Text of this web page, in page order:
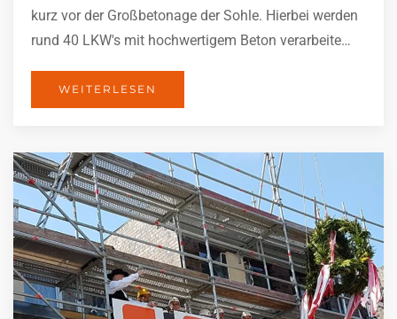
kurz vor der Großbetonage der Sohle. Hierbei werden
rund 40 LKW's mit hochwertigem Beton verarbeite…
WEITERLESEN